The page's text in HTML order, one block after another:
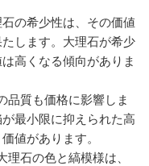
の希少性は、その価値
します。大理石が希少
高くなる傾向がありま
品質も価格に影響しま
最小限に抑えられた高
値があります。
石の色と縞模様は、